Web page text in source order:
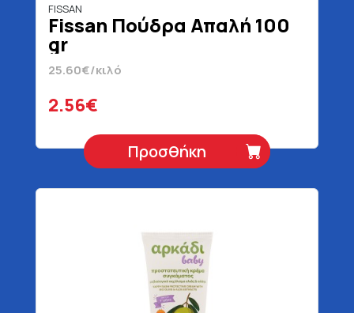
FISSAN
Fissan Πούδρα Απαλή 100
gr
25.60€/κιλό
2.56€
Προσθήκη